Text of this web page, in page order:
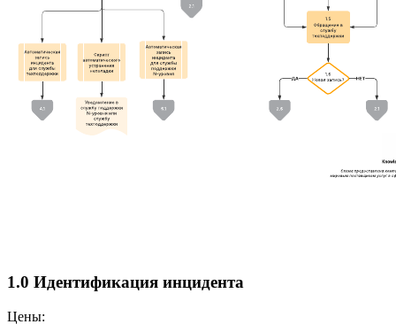
1.0 Идентификация инцидента
Цены: